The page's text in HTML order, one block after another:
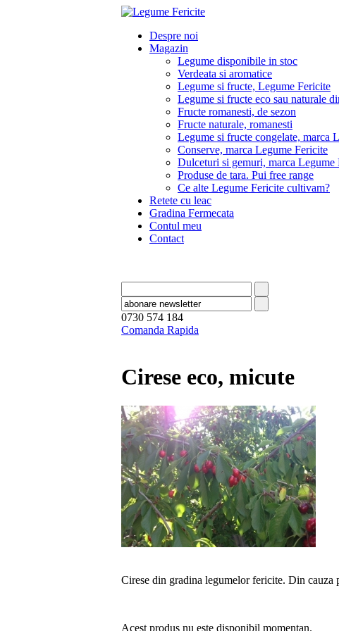
Despre noi
Magazin
Legume disponibile in stoc
Verdeata si aromatice
Legume si fructe, Legume Fericite
Legume si fructe eco sau naturale
Fructe romanesti, de sezon
Fructe naturale, romanesti
Legume si fructe congelate, marca
Conserve, marca Legume Fericite
Dulceturi si gemuri, marca Legume
Produse de tara. Pui free range
Ce alte Legume Fericite cultivam?
Retete cu leac
Gradina Fermecata
Contul meu
Contact
0730 574 184
Comanda Rapida
Cirese eco, micute
Cirese din gradina legumelor fericite. Din cauza
Acest produs nu este disponibil momentan.